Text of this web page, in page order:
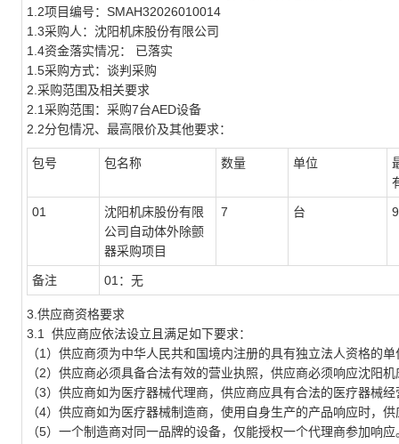
1.2项目编号：SMAH32026010014
1.3采购人：沈阳机床股份有限公司
1.4资金落实情况：
已落实
1.5采购方式：谈判采购
2.采购范围及相关要求
2.1采购范围：采购7台AED设备
2.2分包情况、最高限价及其他要求：
包号 包名称 数量 单位
01
沈阳机床股份有限
公司自动体外除颤
器采购项目
7 台
备注 01：无
3.供应商资格要求
3.1 供应商应依法设立且满足如下要求：
（1） 供应商须为中华人民共和国境内注册的具有独立法人资格的单
（2） 供应商必须具备合法有效的营业执照， 供应商必须响应沈阳
（3）供应商如为医疗器械代理商，供应商应具有合法的医疗器械
（4）供应商如为医疗器械制造商，使用自身生产的产品响应时，
（5）一个制造商对同一品牌的设备，仅能授权一个代理商参加响应